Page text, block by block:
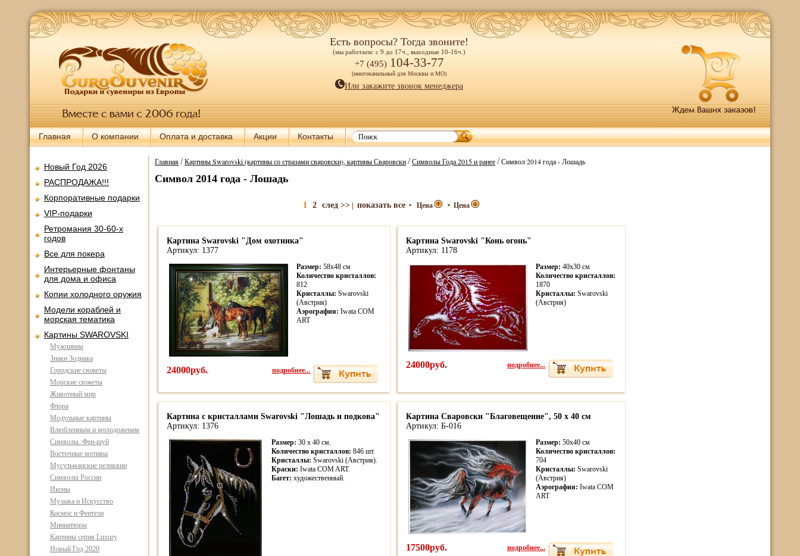
Есть вопросы? Тогда звоните!
(мы работаем: с 9 до 17ч., выходные 10-16ч.)
+7 (495) 104-33-77
(многоканальный для Москвы и МО)
Или закажите звонок менеджера
Главная О компании Оплата и доставка Акции Контакты
Новый Год 2026
РАСПРОДАЖА!!!
Корпоративные подарки
VIP-подарки
Ретромания 30-60-х
годов
Все для покера
Интерьерные фонтаны
для дома и офиса
Копии холодного оружия
Модели кораблей и
морская тематика
Картины SWAROVSKI
Мужчинам
Знаки Зодиака
Городские сюжеты
Морские сюжеты
Животный мир
Флора
Модульные картины
Влюбленным и молодоженам
Символы. Фен-шуй
Восточные мотивы
Мусульманские реликвии
Символы России
Иконы
Музыка и Искусство
Космос и Фентези
Миниатюры
Картины серия Luxury
Новый Год 2020
Главная/Картины Swarovski (картины со стразами сваровски), картины Сваровски/Символы Года 2015 и ранее/Символ 2014 года - Лошадь
Символ 2014 года - Лошадь
1 2 след >> показать все • Цена • Цена
Картина Swarovski "Дом охотника"
Артикул: 1377
Размер: 58х48 см
Количество кристаллов:
812
Кристаллы: Swarovski
(Австрия)
Аэрография: Iwata COM
ART
24000руб. подробнее...
Картина Swarovski "Конь огонь"
Артикул: 1178
Размер: 40х30 см
Количество кристаллов:
1870
Кристаллы: Swarovski
(Австрия)
24000руб. подробнее...
Картина с кристаллами Swarovski "Лошадь и подкова"
Артикул: 1376
Размер: 30 х 40 см.
Количество кристаллов: 846 шт.
Кристаллы: Swarovski (Австрия).
Краски: Iwata COM ART.
Багет: художественный.
Картина Сваровски "Благовещение", 50 х 40 см
Артикул: Б-016
Размер: 50х40 см
Количество кристаллов:
704
Кристаллы: Swarovski
(Австрия)
Аэрография: Iwata COM
ART
17500руб. подробнее...